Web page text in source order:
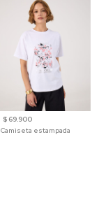
$ 69.900
Camiseta estampada